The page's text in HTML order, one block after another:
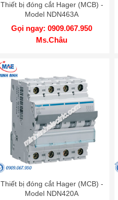
Thiết bị đóng cắt Hager (MCB) -
Model NDN463A
Gọi ngay: 0909.067.950
Ms.Châu
Thiết bị đóng cắt Hager (MCB) -
Model NDN420A